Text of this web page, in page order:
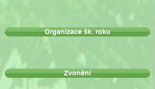
Organizace šk. roku
Zvonění